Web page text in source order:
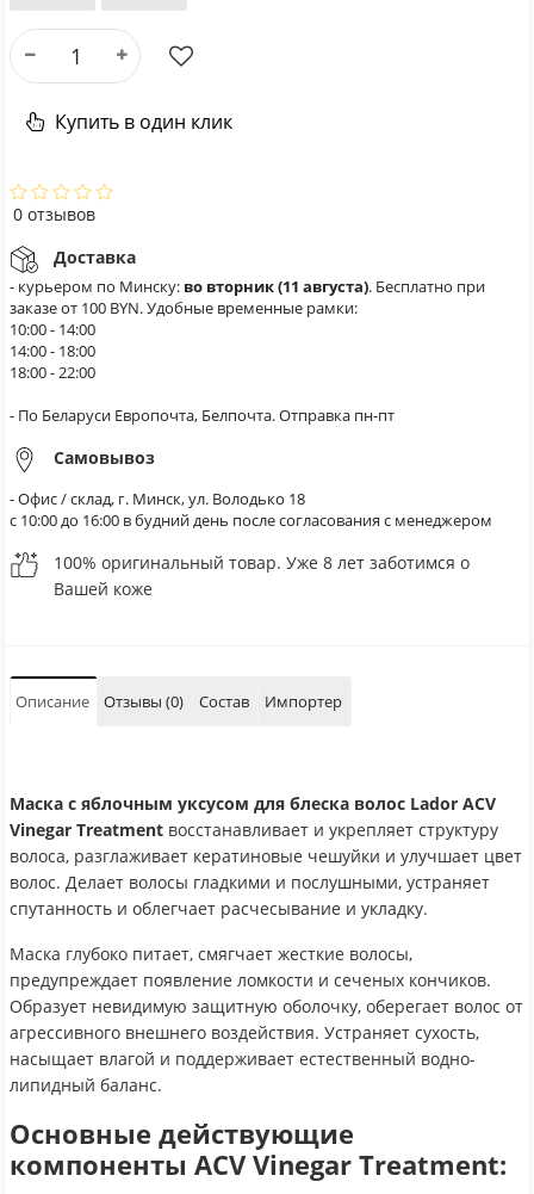
Купить в один клик
0 отзывов
Доставка
- курьером по Минску: во вторник (11 августа). Бесплатно при
заказе от 100 BYN. Удобные временные рамки:
10:00 - 14:00
14:00 - 18:00
18:00 - 22:00
- По Беларуси Европочта, Белпочта. Отправка пн-пт
Самовывоз
- Офис / склад, г. Минск, ул. Володько 18
с 10:00 до 16:00 в будний день после согласования с менеджером
100% оригинальный товар. Уже 8 лет заботимся о
Вашей коже
Описание Отзывы (0) Состав Импортер
Маска с яблочным уксусом для блеска волос Lador ACV
Vinegar Treatment восстанавливает и укрепляет структуру
волоса, разглаживает кератиновые чешуйки и улучшает цвет
волос. Делает волосы гладкими и послушными, устраняет
спутанность и облегчает расчесывание и укладку.
Маска глубоко питает, смягчает жесткие волосы,
предупреждает появление ломкости и сеченых кончиков.
Образует невидимую защитную оболочку, оберегает волос от
агрессивного внешнего воздействия. Устраняет сухость,
насыщает влагой и поддерживает естественный водно-
липидный баланс.
Основные действующие
компоненты ACV Vinegar Treatment: